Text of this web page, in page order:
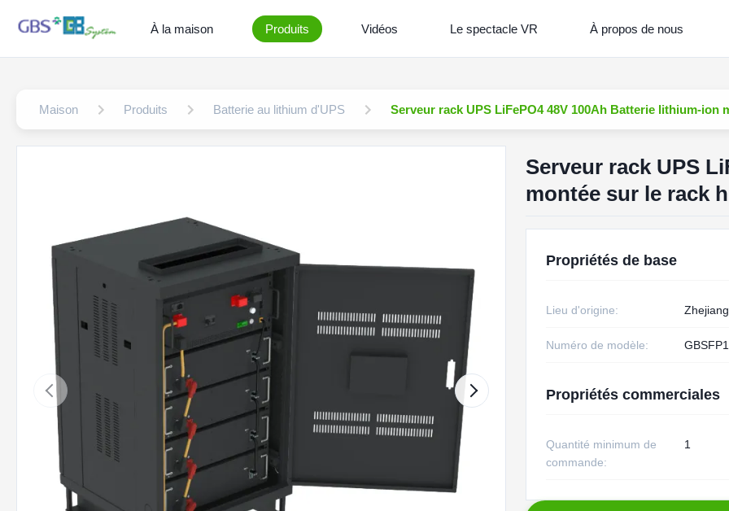
À la maison Produits Vidéos Le spectacle VR À propos de nous
Maison Produits Batterie au lithium d'UPS Serveur rack UPS LiFePO4 48V 100Ah Batterie lithium-
Serveur rack UPS
montée sur le rack
Propriétés de base
Lieu d'origine:
Numéro de modèle:
Propriétés commerciales
Quantité minimum de
commande:
1